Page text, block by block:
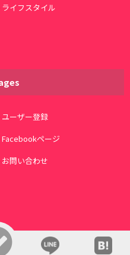
ライフスタイル
ユーザー登録
Facebookページ
お問い合わせ
Reserved. 運営: 株式会社ワノコト